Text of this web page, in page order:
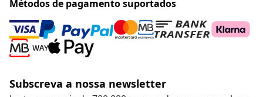
As nossas contas nas redes sociais
Envie um pedido de rescisão da sua encomenda.